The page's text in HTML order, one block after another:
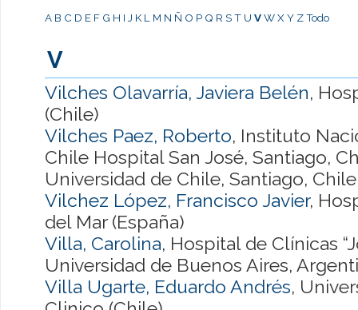
A B C D E F G H I J K L M N Ñ O P Q R ST U VWXY ZTodo
V
Vilches Olavarría, Javiera Belén,
(Chile)
Vilches Paez, Roberto, Instituto
Chile Hospital San José, Santiago,
Universidad de Chile, Santiago,
Vilchez López, Francisco Javier,
del Mar (España)
Villa, Carolina, Hospital de Clínicas
Universidad de Buenos Aires,
Villa Ugarte, Eduardo Andrés,